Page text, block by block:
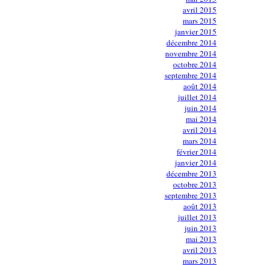
avril 2015
mars 2015
janvier 2015
décembre 2014
novembre 2014
octobre 2014
septembre 2014
août 2014
juillet 2014
juin 2014
mai 2014
avril 2014
mars 2014
février 2014
janvier 2014
décembre 2013
octobre 2013
septembre 2013
août 2013
juillet 2013
juin 2013
mai 2013
avril 2013
mars 2013